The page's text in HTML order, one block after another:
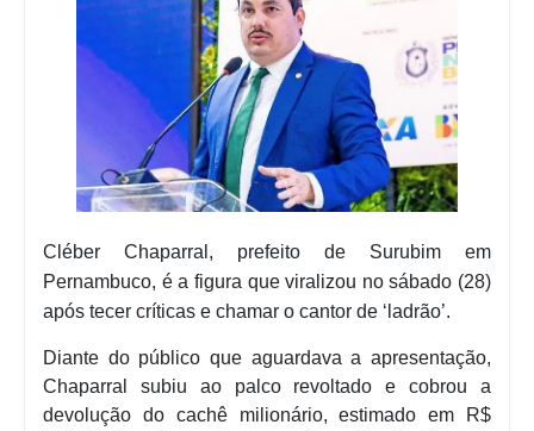
Cléber Chaparral, prefeito de Surubim em
Pernambuco, é a figura que viralizou no sábado (28)
após tecer críticas e chamar o cantor de ‘ladrão’.
Diante do público que aguardava a apresentação,
Chaparral subiu ao palco revoltado e cobrou a
devolução do cachê milionário, estimado em R$